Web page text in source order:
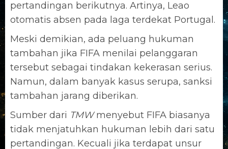
pertandingan berikutnya. Artinya, Leao
otomatis absen pada laga terdekat Portugal.
Meski demikian, ada peluang hukuman
tambahan jika FIFA menilai pelanggaran
tersebut sebagai tindakan kekerasan serius.
Namun, dalam banyak kasus serupa, sanksi
tambahan jarang diberikan.
Sumber dari TMWmenyebut FIFA biasanya
tidak menjatuhkan hukuman lebih dari satu
pertandingan. Kecuali jika terdapat unsur